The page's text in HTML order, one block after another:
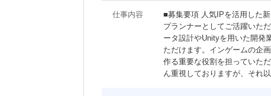
仕事内容
■募集要項 人気IPを活用した
プランナーとしてご活躍いた
ータ設計やUnityを用いた開発
ただけます。インゲームの企
作る重要な役割を担っていた
ん重視しておりますが、それ